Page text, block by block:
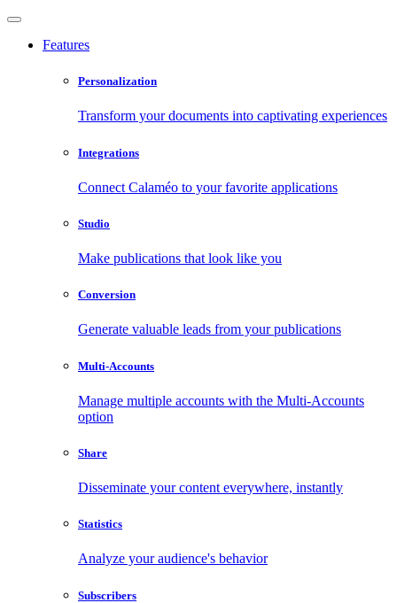
Features
Personalization
Transform your documents into captivating experiences
Integrations
Connect Calaméo to your favorite applications
Studio
Make publications that look like you
Conversion
Generate valuable leads from your publications
Multi-Accounts
Manage multiple accounts with the Multi-Accounts
option
Share
Disseminate your content everywhere, instantly
Statistics
Analyze your audience's behavior
Subscribers